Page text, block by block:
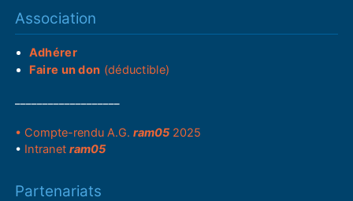
Association
Adhérer
Faire un don (déductible)
• Compte-rendu A.G.ram05 2025
• Intranetram05
Partenariats